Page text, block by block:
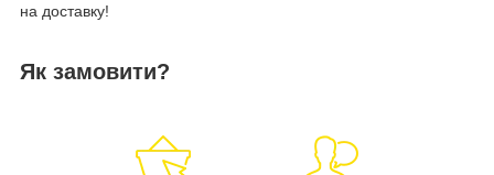
на доставку!
Як замовити?